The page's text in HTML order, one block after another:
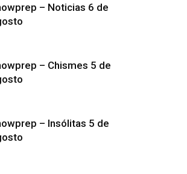
– Noticias 6 de
– Chismes 5 de
– Insólitas 5 de